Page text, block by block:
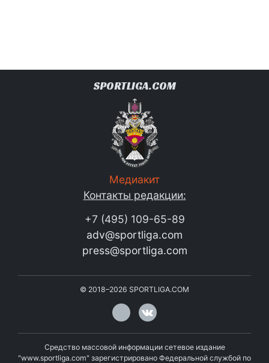
SPORTLIGA.COM
Медиакит
Контакты редакции:
+7 (495) 109-65-89
adv@sportliga.com
press@sportliga.com
© 2018–2026 SPORTLIGA.COM
Средство массовой информации сетевое издание
"www.sportliga.com" зарегистрировано Федеральной службой по